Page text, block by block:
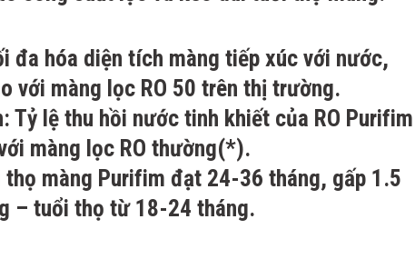
đa hóa diện tích màng tiếp xúc với nước,
với màng lọc RO 50 trên thị trường.
Tỷ lệ thu hồi nước tinh khiết của RO Purifim
màng lọc RO thường(*).
màng Purifim đạt 24-36 tháng, gấp 1.5
– tuổi thọ từ 18-24 tháng.